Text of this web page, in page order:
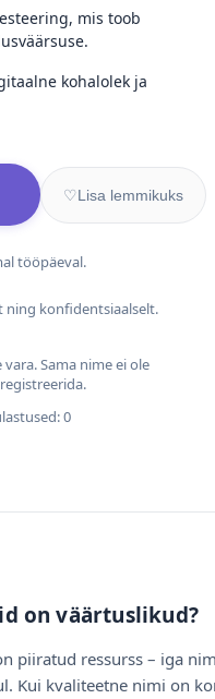
mis toob
kohalolek ja
♡Lisa lemmikuks
tööpäeval.
konfidentsiaalselt.
Sama nime ei ole
0
on väärtuslikud?
piiratud ressurss – iga
Kui kvaliteetne nimi on